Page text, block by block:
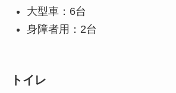
大型車：6台
身障者用：2台
トイレ